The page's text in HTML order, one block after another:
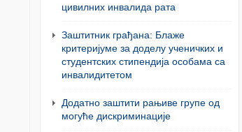
цивилних инвалида рата
Заштитник грађана: Блаже
критеријуме за доделу ученичких и
студентских стипендија особама са
инвалидитетом
Додатно заштити рањиве групе од
могуће дискриминације